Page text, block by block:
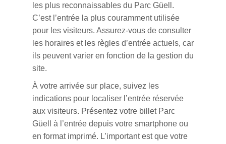
les plus reconnaissables du Parc Güell.
C’est l’entrée la plus couramment utilisée
pour les visiteurs. Assurez-vous de consulter
les horaires et les règles d’entrée actuels, car
ils peuvent varier en fonction de la gestion du
site.
À votre arrivée sur place, suivez les
indications pour localiser l’entrée réservée
aux visiteurs. Présentez votre billet Parc
Güell à l’entrée depuis votre smartphone ou
en format imprimé. L’important est que votre